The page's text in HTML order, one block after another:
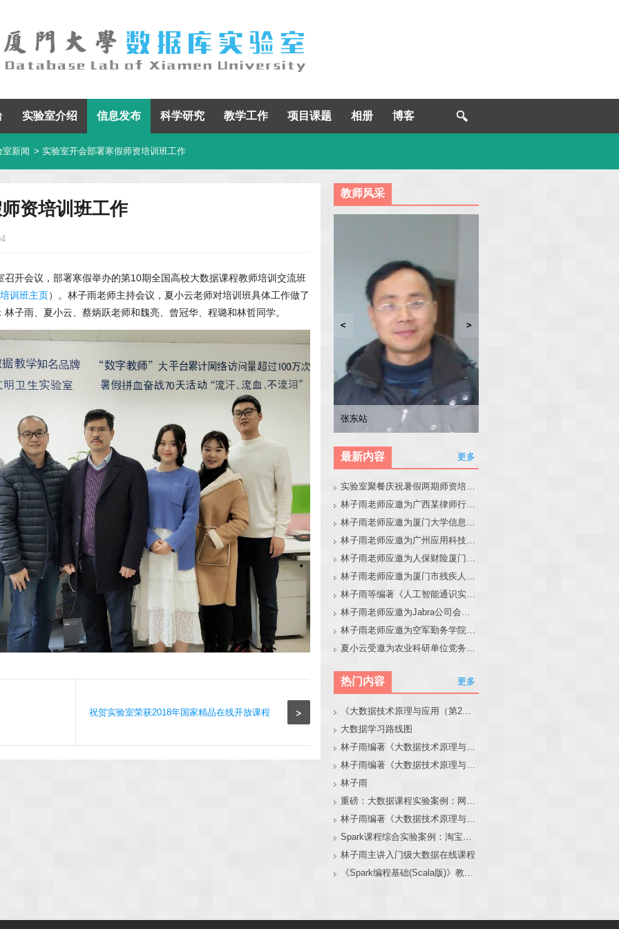
实验室介绍 信息发布 科学研究 教学工作 项目课题 相册 博客
室新闻 > 实验室开会部署寒假师资培训班工作
资培训班工作
开会议，部署寒假举办的第10期全国高校大数据课程教师培训交流班
培训班主页）。林子雨老师主持会议，夏小云老师对培训班具体工作做了
子雨、夏小云、蔡炳跃老师和魏亮、曾冠华、程璐和林哲同学。
>
祝贺实验室荣获2018年国家精品在线开放课程
教师风采
林子雨
张东站
林文水
冯少荣
< >
最新内容 更多
实验室聚餐庆祝暑假两期师资培训班圆满结束
林子雨老师应邀为广西某律师行业培训班做大模型和智能体讲座
林子雨老师应邀为广州应用科技学院做大模型和智能体讲座
林子雨等编著《人工智能通识实践教程》教材官网
热门内容 更多
《大数据技术原理与应用（第2版）》教材官网
大数据学习路线图
林子雨编著《大数据技术原理与应用（第3版）》教材官网
林子雨编著《大数据技术原理与应用》教材配套大数据软件安装和编程实践指南
林子雨
林子雨编著《大数据技术原理与应用（第3版）》教材配套大数据软件安装和编程实践指南
林子雨主讲入门级大数据在线课程
《Spark编程基础(Scala版)》教材官网